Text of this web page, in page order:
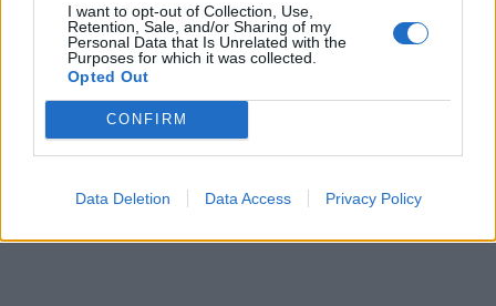
I want to opt-out of Collection, Use,
Retention, Sale, and/or Sharing of my
Personal Data that Is Unrelated with the
Purposes for which it was collected.
Opted Out
CONFIRM
Data Deletion Data Access Privacy Policy